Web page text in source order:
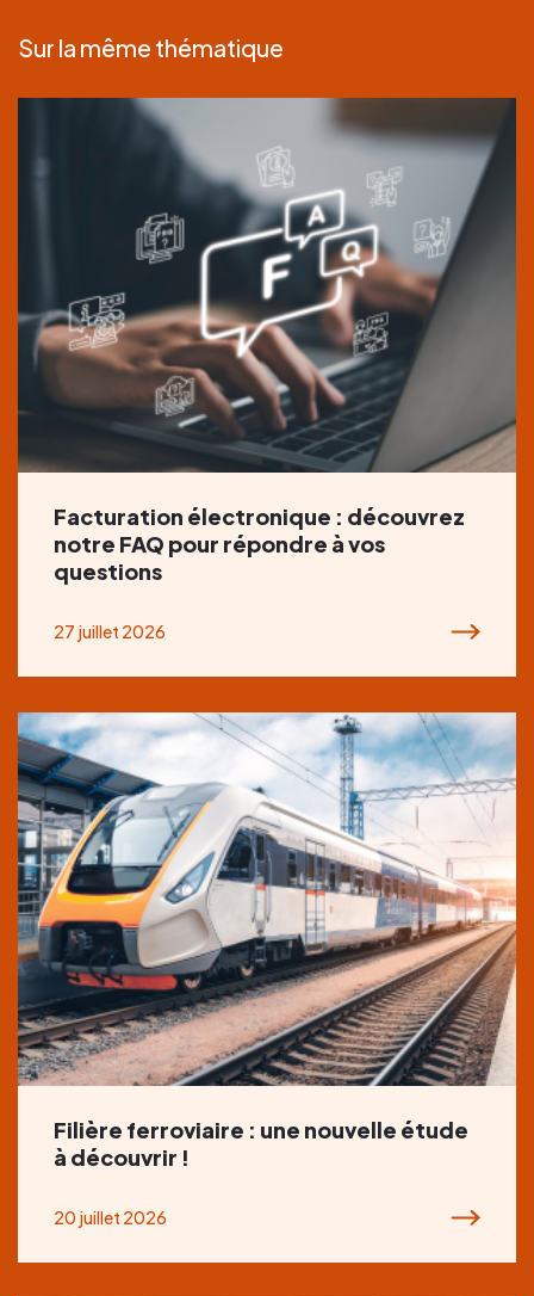
Sur la même thématique
Facturation électronique : découvrez
notre FAQ pour répondre à vos
questions
27 juillet 2026
Filière ferroviaire : une nouvelle étude
à découvrir !
20 juillet 2026